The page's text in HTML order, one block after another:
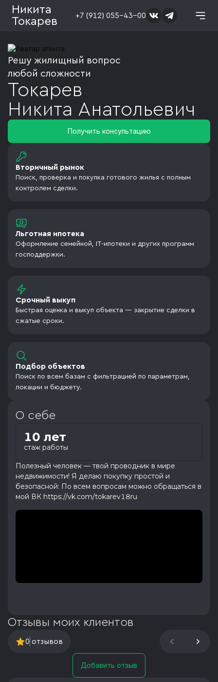
Никита
Токарев
+7 (912) 055-43-00
Решу жилищный вопрос
любой сложности
Токарев
Никита Анатольевич
Получить консультацию
Вторичный рынок
Поиск, проверка и покупка готового жилья с полным
контролем сделки.
Льготная ипотека
Оформление семейной, IT-ипотеки и других программ
господдержки.
Срочный выкуп
Быстрая оценка и выкуп объекта — закрытие сделки в
сжатые сроки.
Подбор объектов
Поиск по всем базам с фильтрацией по параметрам,
локации и бюджету.
О себе
стаж работы
10 лет
Полезный человек — твой проводник в мире
недвижимости! Я делаю покупку простой и
безопасной: По всем вопросам можно обращаться в
мой ВК https://vk.com/tokarev18ru
Отзывы моих клиентов
0 отзывов
Добавить отзыв